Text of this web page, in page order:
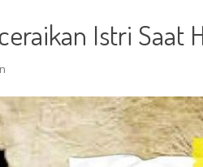
Istri Saat